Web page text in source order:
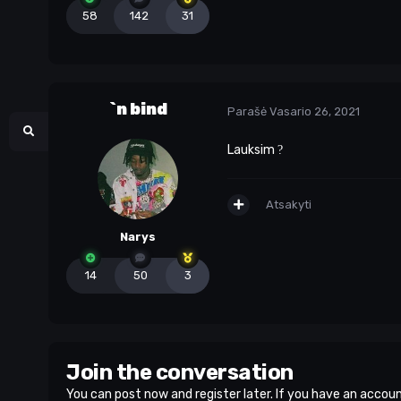
58 142 31
`n bind
Narys
14 50 3
Parašė Vasario 26, 2021
Lauksim ?
Atsakyti
Join the conversation
You can post now and register later. If you have an